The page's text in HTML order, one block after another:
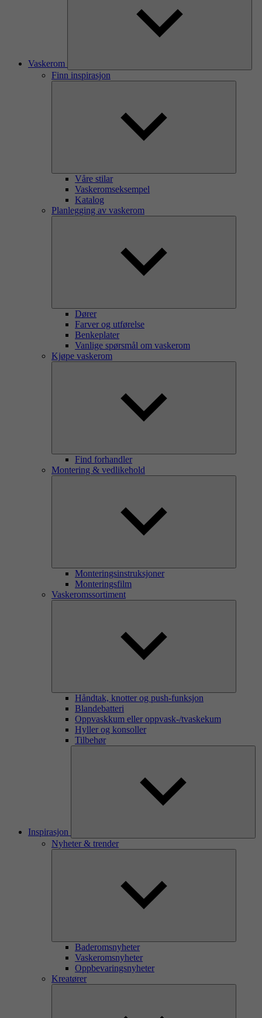
Vaskerom
Finn inspirasjon
Våre stilar
Vaskeromseksempel
Katalog
Planlegging av vaskerom
Dører
Farver og utførelse
Benkeplater
Vanlige spørsmål om vaskerom
Kjøpe vaskerom
Find forhandler
Montering & vedlikehold
Monteringsinstruksjoner
Monteringsfilm
Vaskeromssortiment
Håndtak, knotter og push-funksjon
Blandebatteri
Oppvaskkum eller oppvask-/tvaskekum
Hyller og konsoller
Tilbehør
Inspirasjon
Nyheter & trender
Baderomsnyheter
Vaskeromsnyheter
Oppbevaringsnyheter
Kreatører